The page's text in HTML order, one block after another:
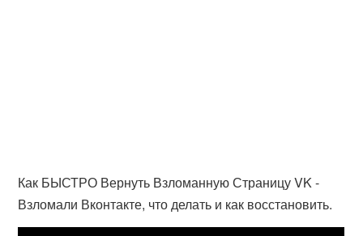
Как БЫСТРО Вернуть Взломанную Страницу VK -
Взломали Вконтакте, что делать и как восстановить.